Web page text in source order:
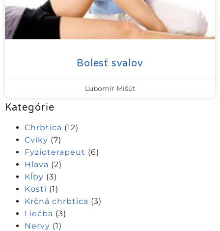
Kategórie
Chrbtica (12)
Cviky (7)
Fyzioterapeut (6)
Hlava (2)
Kĺby (3)
Kosti (1)
Krčná chrbtica (3)
Liečba (3)
Nervy (1)
Bolesť svalov
Ľubomír Mišút